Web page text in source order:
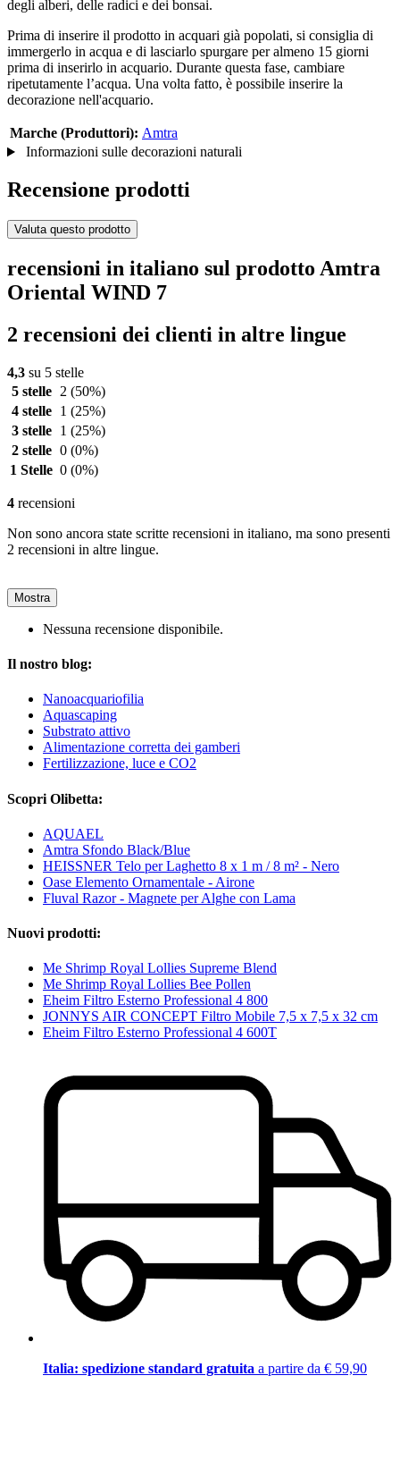
degli alberi, delle radici e dei bonsai.
Prima di inserire il prodotto in acquari già popolati, si consiglia di
immergerlo in acqua e di lasciarlo spurgare per almeno 15 giorni
prima di inserirlo in acquario. Durante questa fase, cambiare
ripetutamente l’acqua. Una volta fatto, è possibile inserire la
decorazione nell'acquario.
Marche (Produttori): Amtra
Informazioni sulle decorazioni naturali
Recensione prodotti
Valuta questo prodotto
recensioni in italiano sul prodotto Amtra
Oriental WIND 7
2 recensioni dei clienti in altre lingue
4,3 su 5 stelle
5 stelle
2 (50%)
4 stelle
1 (25%)
3 stelle
1 (25%)
2 stelle 0 (0%)
1 Stelle 0 (0%)
4 recensioni
Non sono ancora state scritte recensioni in italiano, ma sono presenti
2 recensioni in altre lingue.
Mostra
Nessuna recensione disponibile.
Il nostro blog:
Nanoacquariofilia
Aquascaping
Substrato attivo
Alimentazione corretta dei gamberi
Fertilizzazione, luce e CO2
Scopri Olibetta:
AQUAEL
Amtra Sfondo Black/Blue
HEISSNER Telo per Laghetto 8 x 1 m / 8 m² - Nero
Oase Elemento Ornamentale - Airone
Fluval Razor - Magnete per Alghe con Lama
Nuovi prodotti:
Me Shrimp Royal Lollies Supreme Blend
Me Shrimp Royal Lollies Bee Pollen
Eheim Filtro Esterno Professional 4 800
JONNYS AIR CONCEPT Filtro Mobile 7,5 x 7,5 x 32 cm
Eheim Filtro Esterno Professional 4 600T
Italia: spedizione standard gratuita a partire da € 59,90